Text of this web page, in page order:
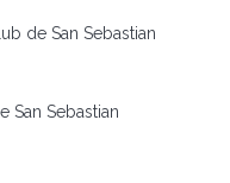
de San Sebastian
San Sebastian